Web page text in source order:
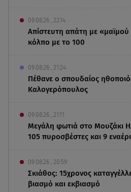
09.08.26 , 22:14
Απίστευτη απάτη με
κόλπο με το 100
09.08.26 , 21:24
Πέθανε ο σπουδαίος
Καλογερόπουλος
09.08.26 , 21:11
Μεγάλη φωτιά στο Μουζάκι
105 πυροσβέστες και 9
09.08.26 , 20:59
Σκιάθος: 15χρονος
βιασμό και εκβιασμό